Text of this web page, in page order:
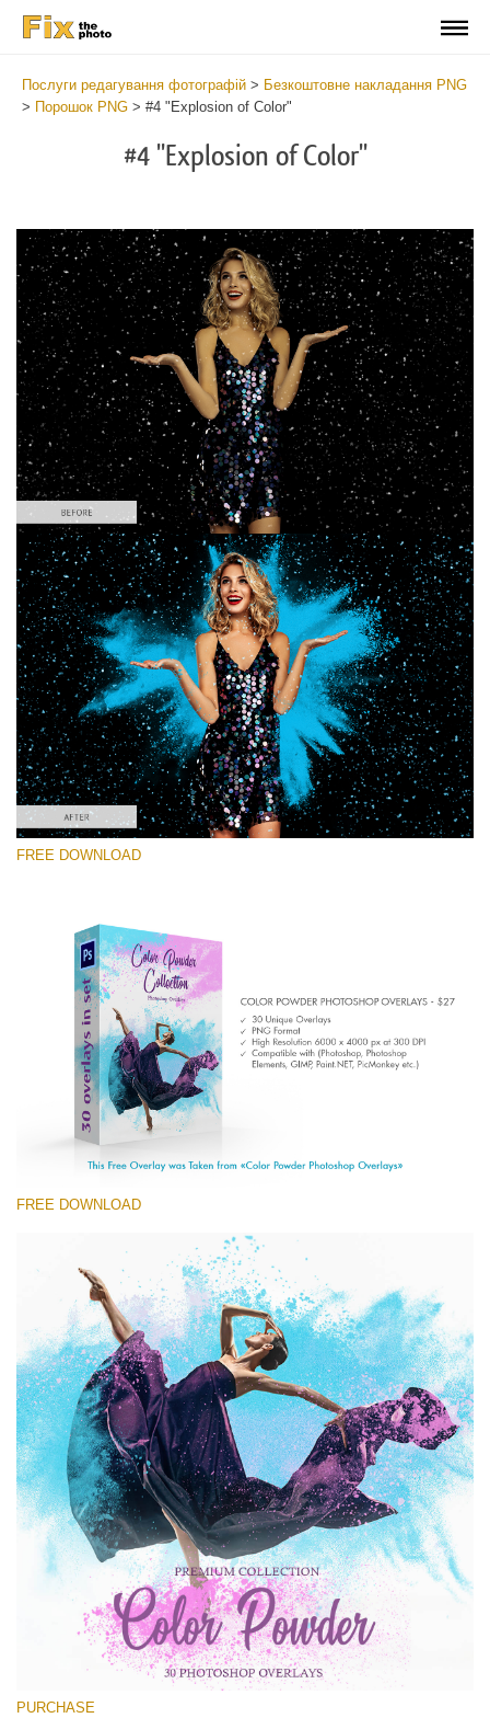
Послуги редагування фотографій > Безкоштовне накладання PNG
> Порошок PNG > #4 "Explosion of Color"
#4 "Explosion of Color"
Please select
Free PNG Overlay #4
Small 800*533px
Color Powder
(30 Overlays)
Large 6000*4000px
Large 6000*4000px
Entire Collection
(1783 Overlays)
Large 6000*4000px
Free download
FREE DOWNLOAD
FREE DOWNLOAD
PURCHASE